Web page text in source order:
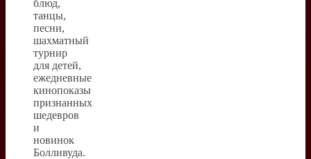
блюд,
танцы,
песни,
шахматный
турнир
для детей,
ежедневные
кинопоказы
признанных
шедевров
и
новинок
Болливуда.